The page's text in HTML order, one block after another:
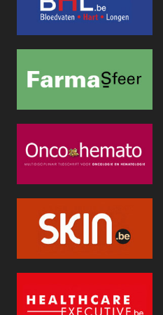
tussen toegang tot
Staten in kaart
die wonden in 3D